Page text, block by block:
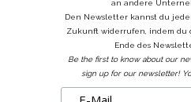
an andere
Den Newsletter kannst du
Zukunft widerrufen, indem du
Ende des
Be the first to know about our
sign up for our newsletter!